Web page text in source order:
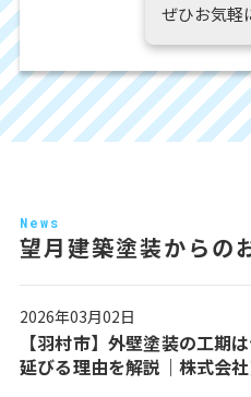
ぜひお気軽
News
望月建築塗装からの
2026年03月02日
【羽村市】外壁塗装の工期
延びる理由を解説｜株式会